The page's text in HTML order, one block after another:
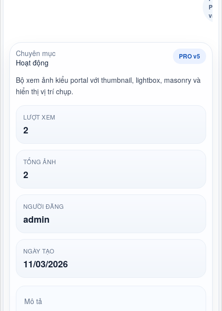
PRO
v5
Chuyên mục
Hoạt động
PRO v5
Bộ xem ảnh kiểu portal với thumbnail, lightbox, masonry và
hiển thị vị trí chụp.
LƯỢT XEM
2
TỔNG ẢNH
2
NGƯỜI ĐĂNG
admin
NGÀY TẠO
11/03/2026
Mô tả